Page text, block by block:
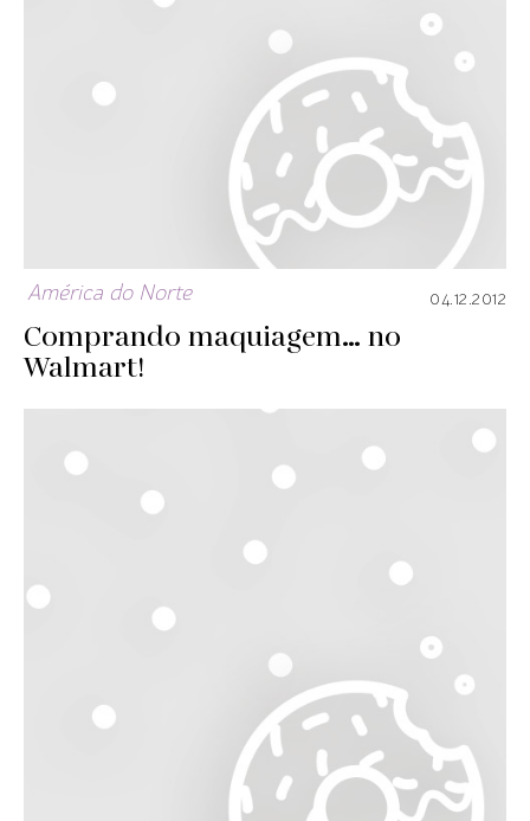
América do Norte 04.12.2012
Comprando maquiagem… no
Walmart!